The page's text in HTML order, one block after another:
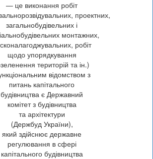
— це виконання робіт
проектних,
загальнобудівельних і
монтажних,
робіт
щодо упорядкування
територій та ін.)
відомством з
питань капітального
будівництва є Державний
комітет з будівництва
та архітектури
(Держбуд України),
який здійснює державне
регулювання в сфері
капітального будівництва